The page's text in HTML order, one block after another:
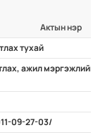
Актын нэр
тухай
ажил мэргэжлийн
09-27-03/